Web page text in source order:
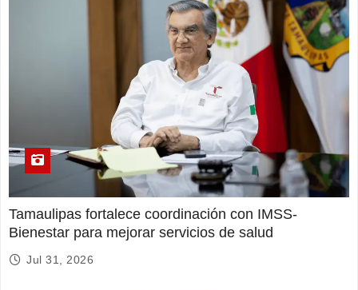
Tamaulipas fortalece coordinación con IMSS-
Bienestar para mejorar servicios de salud
Jul 31, 2026